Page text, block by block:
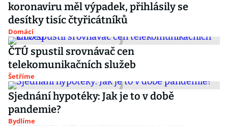
koronaviru měl výpadek, přihlásily se
desítky tisíc čtyřicátníků
Domácí
ČTÚ spustil srovnávač cen
telekomunikačních služeb
Šetříme
Sjednání hypotéky: Jak je to v době
pandemie?
Bydlíme